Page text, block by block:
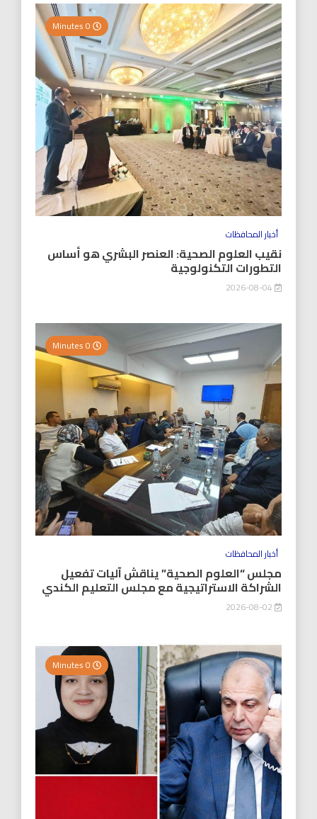
أخبار المحافظات
نقيب العلوم الصحية: العنصر البشري هو أساس
التطورات التكنولوجية
أخبار المحافظات
مجلس “العلوم الصحية” يناقش آليات تفعيل
الشراكة الاستراتيجية مع مجلس التعليم الكندي